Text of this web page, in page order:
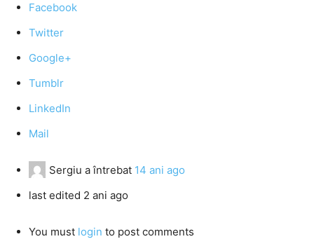
Facebook
Twitter
Google+
Tumblr
LinkedIn
Mail
Sergiu a întrebat 14 ani ago
last edited 2 ani ago
You must login to post comments